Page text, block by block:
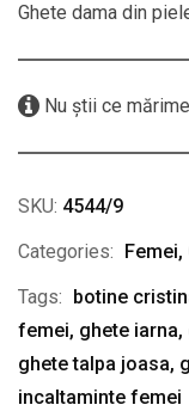
Ghete dama din
Nu știi ce
SKU: 4544/9
Categories: Femei,
Tags: botine
femei, ghete iarna,
ghete talpa joasa,
incaltaminte femei